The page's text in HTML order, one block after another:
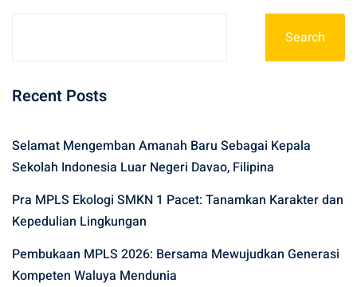
Search
Recent Posts
Selamat Mengemban Amanah Baru Sebagai Kepala
Sekolah Indonesia Luar Negeri Davao, Filipina
Pra MPLS Ekologi SMKN 1 Pacet: Tanamkan Karakter dan
Kepedulian Lingkungan
Pembukaan MPLS 2026: Bersama Mewujudkan Generasi
Kompeten Waluya Mendunia